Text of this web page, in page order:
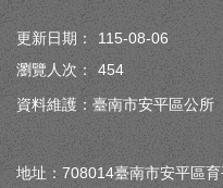
更新日期：
115-08-06
瀏覽人次：
454
資料維護：臺南市安平區公所
地址：708014臺南市安平區